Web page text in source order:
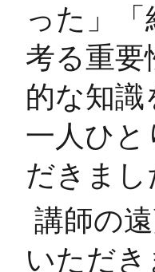
った」
考る重要
的な知識
一人ひ
だきまし
講師の
いただ